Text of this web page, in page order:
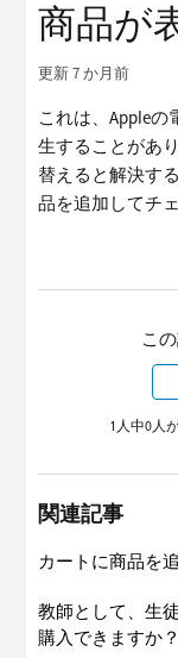
商品が
更新7 か月前
これは、Appleの
生することがあ
替えると解決す
品を追加してチ
こ
1人中0人
関連記事
カートに商品を
教師として、生
購入できますか？